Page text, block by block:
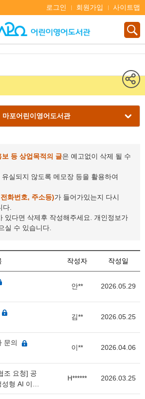
로그인 회원가입 사이트맵
마포어린이영어도서관
보 등 상업목적의 글은 예고없이 삭제 될 수
실되지 않도록 메모장 등을 활용하여
화번호, 주소등)가 들어가있는지 다시
다.
있다면 삭제후 작성해주세요. 개인정보가
실 수 있습니다.
작성자 작성일
안** 2026.05.29
김** 2026.05.25
문의
이** 2026.04.06
형 AI 이용
H****** 2026.03.25